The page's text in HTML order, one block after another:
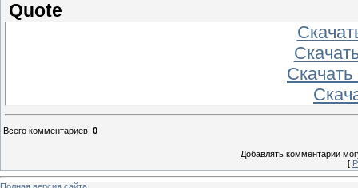
Quote
Всего комментариев: 0
Добавлять комментарии
[